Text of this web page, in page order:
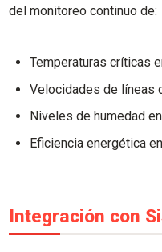
del monitoreo continuo de:
Temperaturas críticas
Velocidades de líneas
Niveles de humedad
Eficiencia energética
Integración con